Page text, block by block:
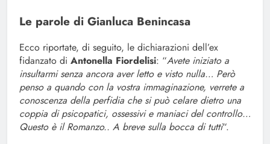
Le parole di Gianluca Benincasa
Ecco riportate, di seguito, le dichiarazioni dell’ex
fidanzato di Antonella Fiordelisi: “Avete iniziato a
insultarmi senza ancora aver letto e visto nulla… Però
penso a quando con la vostra immaginazione, verrete a
conoscenza della perfidia che si può celare dietro una
coppia di psicopatici, ossessivi e maniaci del controllo…
Questo è il Romanzo.. A breve sulla bocca di tutti“.